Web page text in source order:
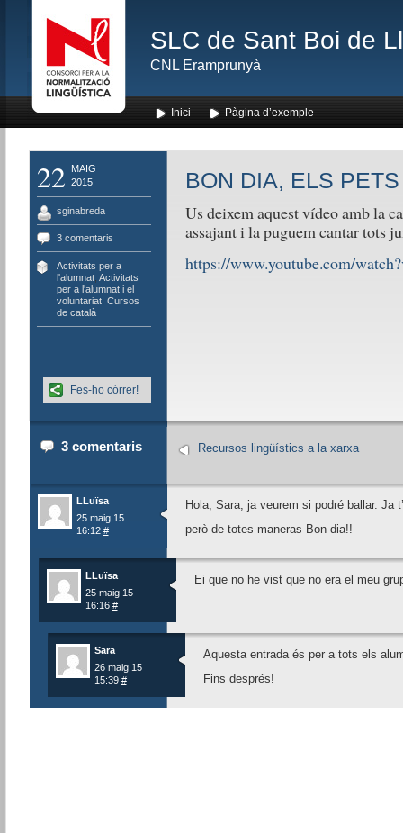
SLC de Sant Boi de
CNL Eramprunyà
Inici Pàgina d’exemple
22
MAIG
2015
sginabreda
3 comentaris
Activitats per a
l'alumnat, Activitats
per a l'alumnat i el
voluntariat, Cursos
de català
BON DIA, ELS PETS
Us deixem aquest vídeo amb la
assajant i la puguem cantar tots
https://www.youtube.com/
Fes-ho córrer!
3 comentaris Recursos lingüístics a la xarxa
LLuïsa
25 maig 15
16:12 #
Hola, Sara, ja veurem si podré ballar. Ja
però de totes maneras Bon dia!!
LLuïsa
25 maig 15
16:16 #
Ei que no he vist que no era el meu
Sara
26 maig 15
15:39 #
Aquesta entrada és per a tots els
Fins després!